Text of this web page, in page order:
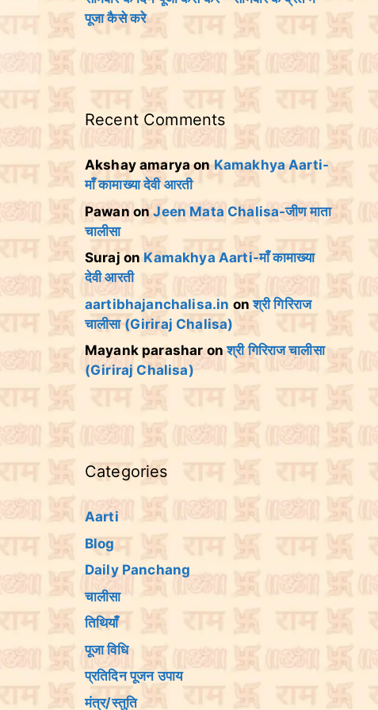
पूजा कैसे करे
Recent Comments
Akshay amaryaonKamakhya Aarti-
माँ कामाख्या देवी आरती
Pawan onJeen Mata Chalisa-जीण माता
चालीसा
Suraj on Kamakhya Aarti-माँ कामाख्या
देवी आरती
aartibhajanchalisa.in onश्री गिरिराज
चालीसा (Giriraj Chalisa)
Mayank parasharonश्री गिरिराज चालीसा
(Giriraj Chalisa)
Categories
Aarti
Blog
Daily Panchang
चालीसा
तिथियांँ
पूजा विधि
प्रतिदिन पूजन उपाय
मंत्र/स्तुति